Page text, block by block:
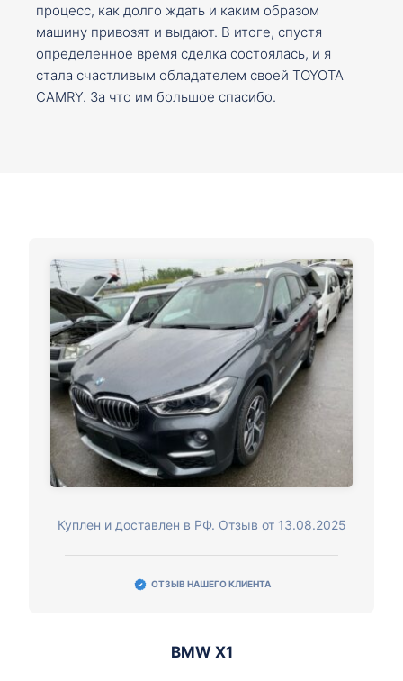
процесс, как долго ждать и каким образом
машину привозят и выдают. В итоге, спустя
определенное время сделка состоялась, и я
стала счастливым обладателем своей TOYOTA
CAMRY. За что им большое спасибо.
Куплен и доставлен в РФ. Отзыв от 13.08.2025
ОТЗЫВ НАШЕГО КЛИЕНТА
BMW X1